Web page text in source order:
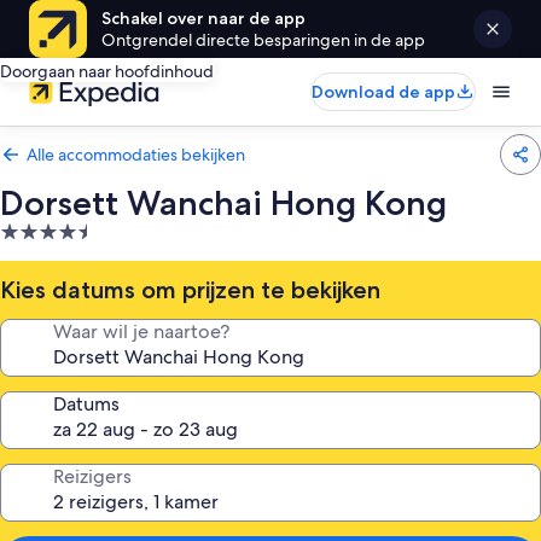
Schakel over naar de app
Ontgrendel directe besparingen in de app
Doorgaan naar hoofdinhoud
Download de app
Alle accommodaties bekijken
Dorsett Wanchai Hong Kong
4.5-
sterrenaccommodatie
Kies datums om prijzen te bekijken
Waar wil je naartoe?
Datums
Reizigers